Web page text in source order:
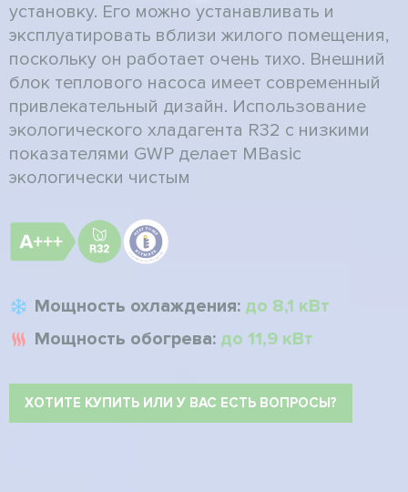
установку. Его можно устанавливать и
эксплуатировать вблизи жилого помещения,
поскольку он работает очень тихо. Внешний
блок теплового насоса имеет современный
привлекательный дизайн. Использование
экологического хладагента R32 с низкими
показателями GWP делает MBasic
экологически чистым
Мощность охлаждения: до 8,1 кВт
Мощность обогрева: до 11,9 кВт
ХОТИТЕ КУПИТЬ ИЛИ У ВАС ЕСТЬ ВОПРОСЫ?